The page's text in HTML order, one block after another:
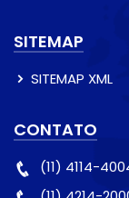
SITEMAP
SITEMAP XML
CONTATO
(11) 4114-